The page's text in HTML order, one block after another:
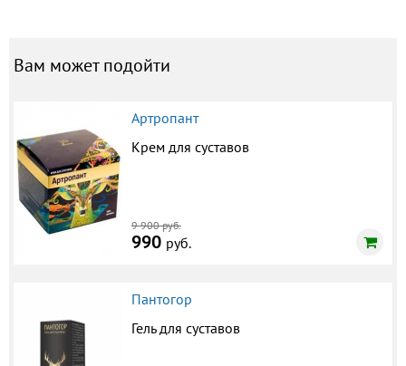
Вам может подойти
Артропант
Крем для суставов
9 900 руб.
990 руб.
Пантогор
Гель для суставов